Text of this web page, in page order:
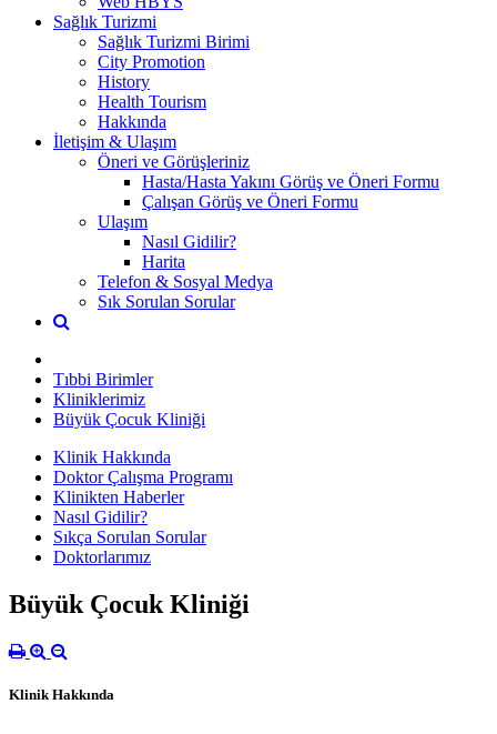
Sağlık Turizmi
Sağlık Turizmi Birimi
City Promotion
History
Health Tourism
Hakkında
İletişim & Ulaşım
Öneri ve Görüşleriniz
Hasta/Hasta Yakını Görüş ve Öneri Formu
Çalışan Görüş ve Öneri Formu
Ulaşım
Nasıl Gidilir?
Harita
Telefon & Sosyal Medya
Sık Sorulan Sorular
Tıbbi Birimler
Kliniklerimiz
Büyük Çocuk Kliniği
Klinik Hakkında
Doktor Çalışma Programı
Klinikten Haberler
Nasıl Gidilir?
Sıkça Sorulan Sorular
Doktorlarımız
Büyük Çocuk Kliniği
Klinik Hakkında